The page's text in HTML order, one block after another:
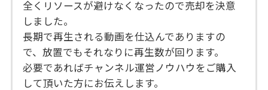
全くリソースが避けなくなったので売却を決意
しました。
長期で再生される動画を仕込んでありますの
で、放置でもそれなりに再生数が回ります。
必要であればチャンネル運営ノウハウをご購入
して頂いた方にお伝えします。